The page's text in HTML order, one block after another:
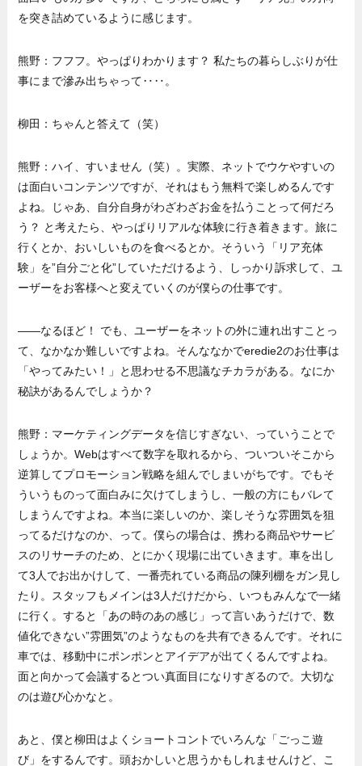
を突き詰めているように感じます。
熊野：フフフ。やっぱりわかります？ 私たちの暮らしぶりが仕
事にまで滲み出ちゃって‥‥。
柳田：ちゃんと答えて（笑）
熊野：ハイ、すいません（笑）。実際、ネットでウケやすいの
は面白いコンテンツですが、それはもう無料で楽しめるんです
よね。じゃあ、自分自身がわざわざお金を払うことって何だろ
う？ と考えたら、やっぱりリアルな体験に行き着きます。旅に
行くとか、おいしいものを食べるとか。そういう「リア充体
験」を”自分ごと化”していただけるよう、しっかり訴求して、ユ
ーザーをお客様へと変えていくのが僕らの仕事です。
——なるほど！ でも、ユーザーをネットの外に連れ出すことっ
て、なかなか難しいですよね。そんななかでeredie2のお仕事は
「やってみたい！」と思わせる不思議なチカラがある。なにか
秘訣があるんでしょうか？
熊野：マーケティングデータを信じすぎない、っていうことで
しょうか。Webはすべて数字を取れるから、ついついそこから
逆算してプロモーション戦略を組んでしまいがちです。でもそ
ういうものって面白みに欠けてしまうし、一般の方にもバレて
しまうんですよね。本当に楽しいのか、楽しそうな雰囲気を狙
ってるだけなのか、って。僕らの場合は、携わる商品やサービ
スのリサーチのため、とにかく現場に出ていきます。車を出し
て3人でお出かけして、一番売れている商品の陳列棚をガン見し
たり。スタッフもメインは3人だけだから、いつもみんなで一緒
に行く。すると「あの時のあの感じ」って言いあうだけで、数
値化できない”雰囲気”のようなものを共有できるんです。それに
車では、移動中にポンポンとアイデアが出てくるんですよね。
面と向かって会議するとつい真面目になりすぎるので。大切な
のは遊び心かなと。
あと、僕と柳田はよくショートコントでいろんな「ごっこ遊
び」をするんです。頭おかしいと思うかもしれませんけど、こ